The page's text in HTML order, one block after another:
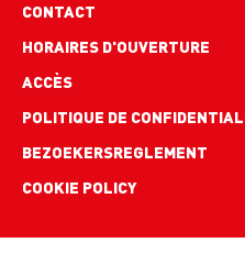
Footer
links
CONTACT
HORAIRES D'OUVERTURE
ACCÈS
POLITIQUE DE
BEZOEKERSREGLEMENT
COOKIE POLICY